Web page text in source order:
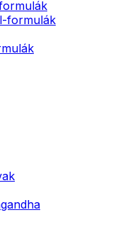
formulák